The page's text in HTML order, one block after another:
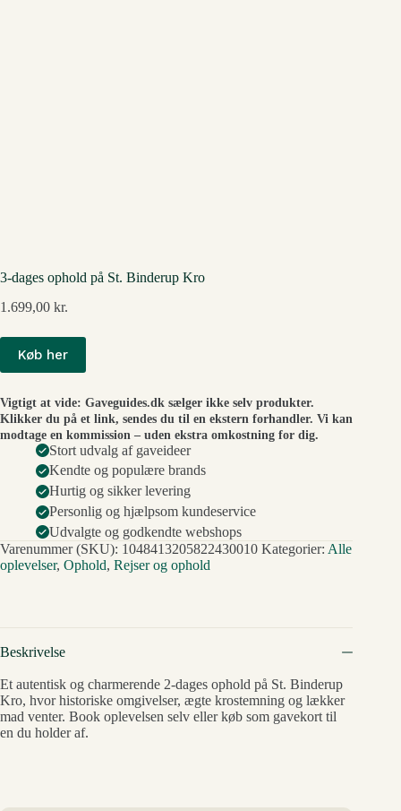
3-dages ophold på St. Binderup Kro
1.699,00 kr.
Køb her
Vigtigt at vide: Gaveguides.dk sælger ikke selv produkter.
Klikker du på et link, sendes du til en ekstern forhandler. Vi kan
modtage en kommission – uden ekstra omkostning for dig.
Stort udvalg af gaveideer
Kendte og populære brands
Hurtig og sikker levering
Personlig og hjælpsom kundeservice
Udvalgte og godkendte webshops
Varenummer (SKU): 1048413205822430010 Kategorier: Alle
oplevelser, Ophold, Rejser og ophold
Beskrivelse
Et autentisk og charmerende 2-dages ophold på St. Binderup
Kro, hvor historiske omgivelser, ægte krostemning og lækker
mad venter. Book oplevelsen selv eller køb som gavekort til
en du holder af.